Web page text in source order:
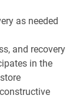
as needed
and recovery
in the